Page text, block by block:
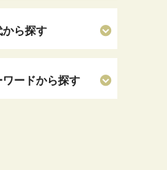
から探す
ードから探す